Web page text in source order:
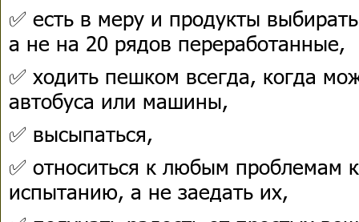
✅ есть в меру и продукты
а не на 20 рядов переработанные,
✅ ходить пешком всегда, когда
автобуса или машины,
✅ высыпаться,
✅ относиться к любым проблемам
испытанию, а не заедать их,